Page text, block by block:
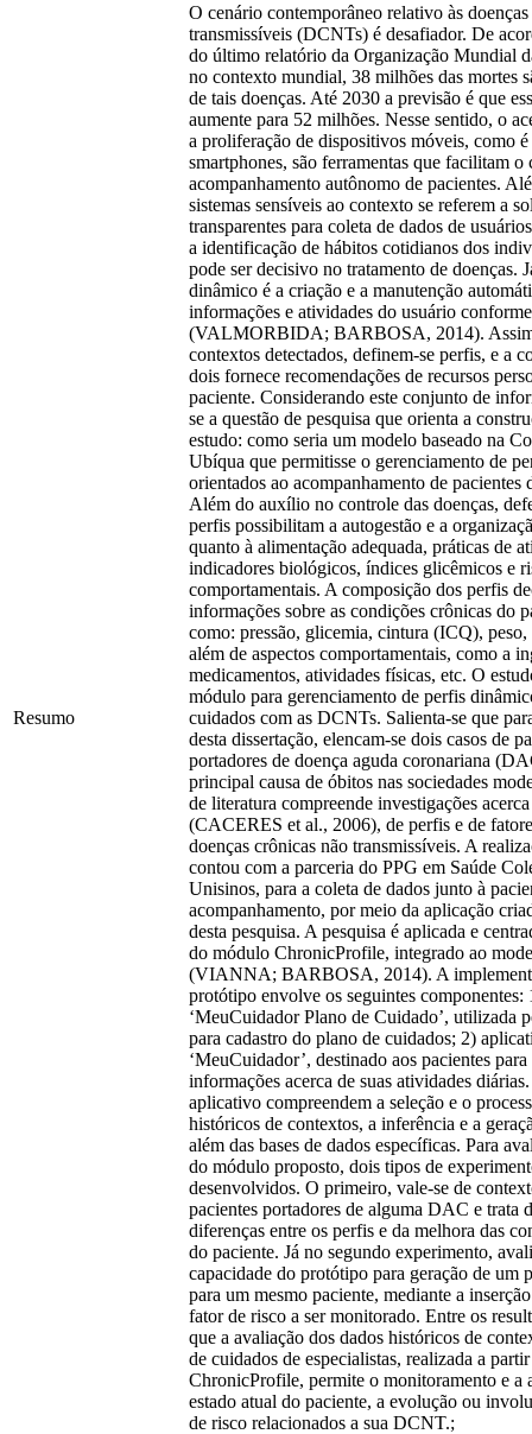
Resumo
O cenário contemporâneo relativo às
transmissíveis (DCNTs) é desafiador. De
do último relatório da Organização Mundial
no contexto mundial, 38 milhões das mortes
de tais doenças. Até 2030 a previsão é que
aumente para 52 milhões. Nesse sentido, o
a proliferação de dispositivos móveis, como é
smartphones, são ferramentas que facilitam o
acompanhamento autônomo de pacientes.
sistemas sensíveis ao contexto se referem a
transparentes para coleta de dados de
a identificação de hábitos cotidianos dos
pode ser decisivo no tratamento de doenças.
dinâmico é a criação e a manutenção
informações e atividades do usuário
(VALMORBIDA; BARBOSA, 2014).
contextos detectados, definem-se perfis, e a
dois fornece recomendações de recursos
paciente. Considerando este conjunto de
se a questão de pesquisa que orienta a
estudo: como seria um modelo baseado na
Ubíqua que permitisse o gerenciamento de
orientados ao acompanhamento de pacientes
Além do auxílio no controle das doenças,
perfis possibilitam a autogestão e a
quanto à alimentação adequada, práticas de
indicadores biológicos, índices glicêmicos e
comportamentais. A composição dos perfis
informações sobre as condições crônicas do
como: pressão, glicemia, cintura (ICQ), peso,
além de aspectos comportamentais, como a
medicamentos, atividades físicas, etc. O
módulo para gerenciamento de perfis
cuidados com as DCNTs. Salienta-se que
desta dissertação, elencam-se dois casos de
portadores de doença aguda coronariana
principal causa de óbitos nas sociedades
de literatura compreende investigações
(CACERES et al., 2006), de perfis e de
doenças crônicas não transmissíveis. A
contou com a parceria do PPG em Saúde
Unisinos, para a coleta de dados junto à
acompanhamento, por meio da aplicação
desta pesquisa. A pesquisa é aplicada e
do módulo ChronicProfile, integrado ao
(VIANNA; BARBOSA, 2014). A
protótipo envolve os seguintes componentes:
‘MeuCuidador Plano de Cuidado’, utilizada
para cadastro do plano de cuidados; 2)
‘MeuCuidador’, destinado aos pacientes para
informações acerca de suas atividades
aplicativo compreendem a seleção e o
históricos de contextos, a inferência e a
além das bases de dados específicas. Para
do módulo proposto, dois tipos de
desenvolvidos. O primeiro, vale-se de
pacientes portadores de alguma DAC e trata
diferenças entre os perfis e da melhora das
do paciente. Já no segundo experimento,
capacidade do protótipo para geração de um
para um mesmo paciente, mediante a
fator de risco a ser monitorado. Entre os
que a avaliação dos dados históricos de
de cuidados de especialistas, realizada a
ChronicProfile, permite o monitoramento e a
estado atual do paciente, a evolução ou
de risco relacionados a sua DCNT.;